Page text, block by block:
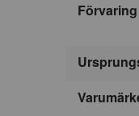
Förvaring